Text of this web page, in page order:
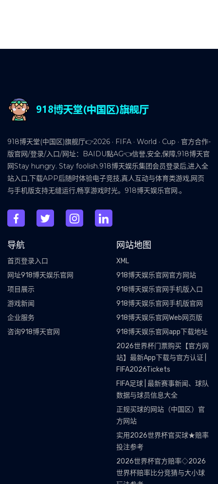
918博天堂(中国区)旗舰厅👉2026 · FIFA · World · Cup · 官方合作-
版官网/登录/入口/网址：BAIDU點AG👈信誉,安全,保障,918博天官
网Stay hungry. Stay foolish.918博天娱乐集团会员登录后,进入全
站入口,下载APP后随时体验电子竞技,真人互动与体育类游戏,网页
与手机版支持无缝运行,畅享游戏时光。918博天娱乐官网.。
导航
首页登录入口
网址918博天娱乐官网
项目展示
游戏新闻
企业服务
咨询918博天官网
网站地图
XML
918博天娱乐官网官方网站
918博天娱乐官网手机版入口
918博天娱乐官网手机版官网
918博天娱乐官网Web网页版
918博天娱乐官网app下载地址
2026世界杯门票购买【官方网
站】最新App下载与官方认证 |
FIFA2026Tickets
FIFA足球 | 最新赛事新闻、球队
数据与球员信息大全
正规买球的网站（中国区）官
方网站
实用2026世界杯官买球★赔率
投注参考
2026世界杯官方赔率◇2026
世界杯赔率比分竞猜与大小球